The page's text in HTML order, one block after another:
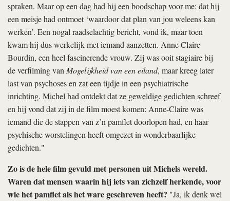
spraken. Maar op een dag had hij een boodschap voor me: dat hij
een meisje had ontmoet ‘waardoor dat plan van jou weleens kan
werken’. Een nogal raadselachtig bericht, vond ik, maar toen
kwam hij dus werkelijk met iemand aanzetten. Anne Claire
Bourdin, een heel fascinerende vrouw. Zij was ooit stagiaire bij
de verfilming vanMogelijkheid van een eiland, maar kreeg later
last van psychoses en zat een tijdje in een psychiatrische
inrichting. Michel had ontdekt dat ze geweldige gedichten schreef
en hij vond dat zij in de film moest komen: Anne-Claire was
iemand die de stappen van z’n pamflet doorlopen had, en haar
psychische worstelingen heeft omgezet in wonderbaarlijke
gedichten."
Zo is de hele film gevuld met personen uit Michels wereld.
Waren dat mensen waarin hij iets van zichzelf herkende, voor
wie het pamflet als het ware geschreven heeft? "Ja, ik denk wel